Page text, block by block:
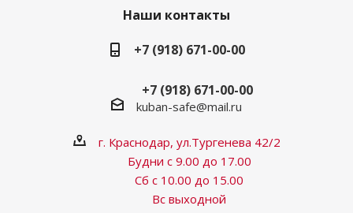
Наши контакты
+7 (918) 671-00-00
+7 (918) 671-00-00
kuban-safe@mail.ru
г. Краснодар, ул.Тургенева 42/2
Будни с 9.00 до 17.00
Сб с 10.00 до 15.00
Вс выходной